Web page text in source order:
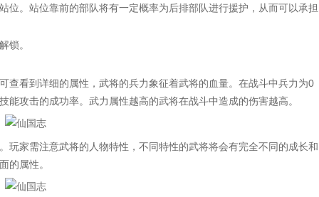
。站位靠前的部队将有一定概率为后排部队进行援护，从而可以承担
锁。
看到详细的属性，武将的兵力象征着武将的血量。在战斗中兵力为0
攻击的成功率。武力属性越高的武将在战斗中造成的伤害越高。
家需注意武将的人物特性，不同特性的武将将会有完全不同的成长和
的属性。